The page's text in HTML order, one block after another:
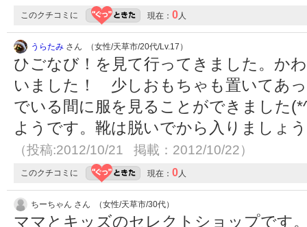
このクチコミに 現在： 0人
うらたみ さん （女性/天草市/20代/Lv.17）
ひごなび！を見て行ってきました。か
いました！ 少しおもちゃも置いてあ
でいる間に服を見ることができました
ようです。靴は脱いでから入りましょ
（投稿:2012/10/21 掲載：2012/10/22）
このクチコミに 現在： 0人
ちーちゃん さん （女性/天草市/30代）
ママとキッズのセレクトショップです